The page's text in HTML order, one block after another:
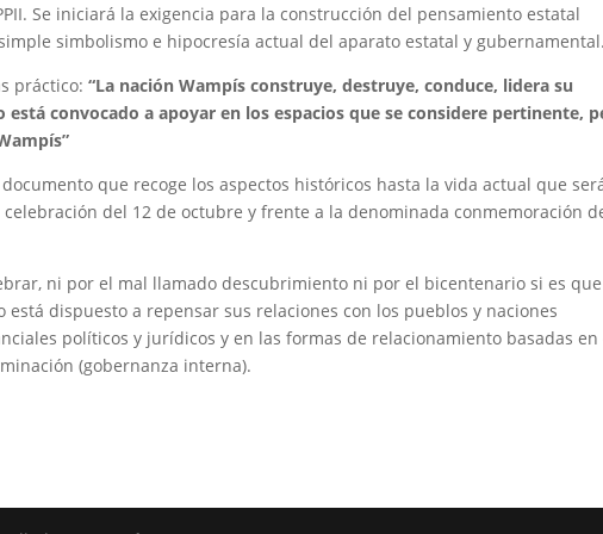
Se iniciará la exigencia para la construcción del pensamiento estatal
simbolismo e hipocresía actual del aparato estatal y gubernamental.
práctico:“La nación Wampís construye, destruye, conduce, lidera su
convocado a apoyar en los espacios que se considere pertinente,
que recoge los aspectos históricos hasta la vida actual que
del 12 de octubre y frente a la denominada conmemoración
ni por el mal llamado descubrimiento ni por el bicentenario si es
dispuesto a repensar sus relaciones con los pueblos y naciones
políticos y jurídicos y en las formas de relacionamiento basadas en
(gobernanza interna).